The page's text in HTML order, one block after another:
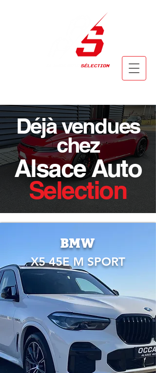
Déjà vendues
chez
Alsace Auto
Selection
BMW
X5 45E M SPORT